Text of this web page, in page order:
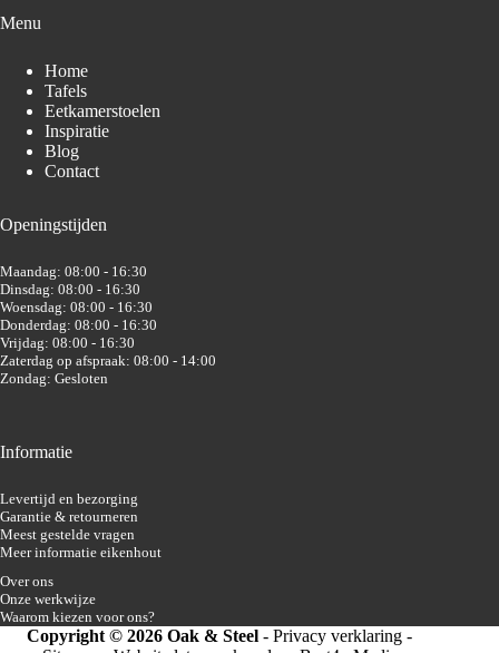
Menu
Home
Tafels
Eetkamerstoelen
Inspiratie
Blog
Contact
Openingstijden
Maandag: 08:00 - 16:30
Dinsdag: 08:00 - 16:30
Woensdag: 08:00 - 16:30
Donderdag: 08:00 - 16:30
Vrijdag: 08:00 - 16:30
Zaterdag op afspraak: 08:00 - 14:00
Zondag: Gesloten
Informatie
Levertijd en bezorging
Garantie & retourneren
Meest gestelde vragen
Meer informatie eikenhout
Over ons
Onze werkwijze
Waarom kiezen voor ons?
Copyright © 2026 Oak & Steel -Privacy verklaring -